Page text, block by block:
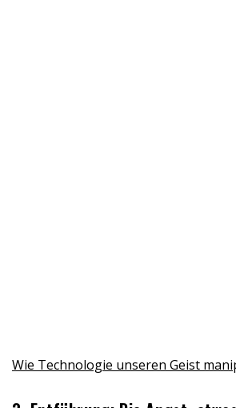
Wie Technologie unseren Geist